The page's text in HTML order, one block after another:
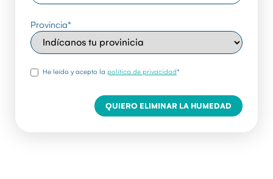
Provincia*
rgpd*
He leído y acepto la política de privacidad*